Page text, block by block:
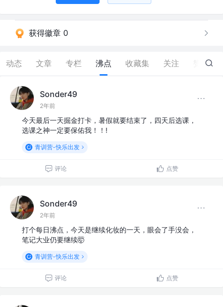
获得徽章 0
动态 文章 专栏 沸点 收藏集 关注 0
Sonder49
2年前
今天最后一天掘金打卡，暑假就要结束了，四天后选课，
选课之神一定要保佑我！！!
青训营-快乐出发
评论 点赞
Sonder49
2年前
打个每日沸点，今天是继续化妆的一天，眼会了手没会，
笔记大业仍要继续🤯
青训营-快乐出发
评论 点赞